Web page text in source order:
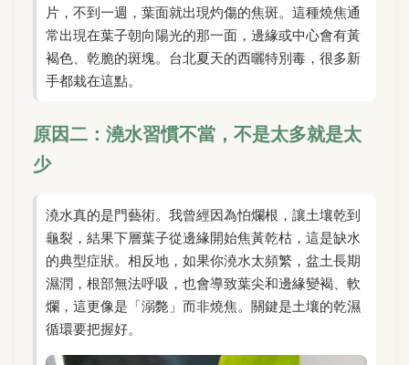
片，不到一週，葉面就出現灼傷的焦斑。這種燒焦通
常出現在葉子朝向陽光的那一面，邊緣或中心會有黃
褐色、乾脆的斑塊。台北夏天的西曬特別毒，很多新
手都栽在這點。
原因二：澆水習慣不當，不是太多就是太
少
澆水真的是門藝術。我曾經因為怕爛根，讓土壤乾到
龜裂，結果下層葉子從邊緣開始焦黃乾枯，這是缺水
的典型症狀。相反地，如果你澆水太頻繁，盆土長期
濕潤，根部無法呼吸，也會導致葉尖和邊緣變褐、軟
爛，這更像是「溺斃」而非燒焦。關鍵是土壤的乾濕
循環要把握好。